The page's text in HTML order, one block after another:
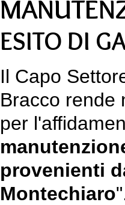
ESITO DI
Il Capo
Bracco rende
per
provenienti
Montechiaro